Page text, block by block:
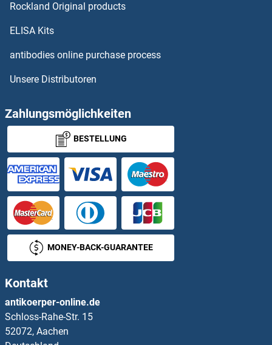
Rockland Original products
ELISA Kits
antibodies online purchase process
Unsere Distributoren
Zahlungsmöglichkeiten
BESTELLUNG
MONEY-BACK-GUARANTEE
Kontakt
antikoerper-online.de
Schloss-Rahe-Str. 15
52072, Aachen